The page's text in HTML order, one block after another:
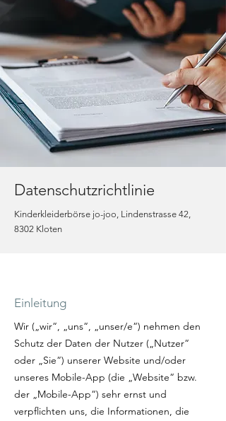
Datenschutzrichtlinie
Kinderkleiderbörse jo-joo, Lindenstrasse 42,
8302 Kloten
Einleitung
Wir („wir“, „uns“, „unser/e“) nehmen den
Schutz der Daten der Nutzer („Nutzer“
oder „Sie“) unserer Website und/oder
unseres Mobile-App (die „Website“ bzw.
der „Mobile-App“) sehr ernst und
verpflichten uns, die Informationen, die